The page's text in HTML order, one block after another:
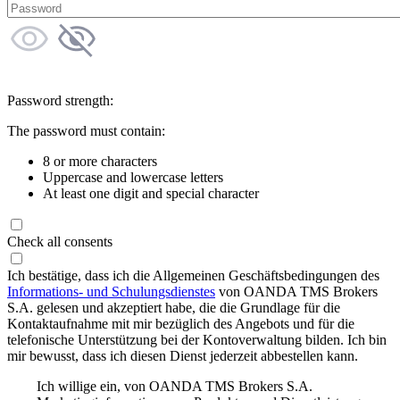
Password strength:
The password must contain:
8 or more characters
Uppercase and lowercase letters
At least one digit and special character
Check all consents
Ich bestätige, dass ich die Allgemeinen Geschäftsbedingungen des
Informations- und Schulungsdienstes von OANDA TMS Brokers
S.A. gelesen und akzeptiert habe, die die Grundlage für die
Kontaktaufnahme mit mir bezüglich des Angebots und für die
telefonische Unterstützung bei der Kontoverwaltung bilden. Ich bin
mir bewusst, dass ich diesen Dienst jederzeit abbestellen kann.
Ich willige ein, von OANDA TMS Brokers S.A.